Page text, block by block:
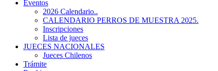
Eventos
2026 Calendario..
CALENDARIO PERROS DE MUESTRA 2025.
Inscripciones
Lista de jueces
JUECES NACIONALES
Jueces Chilenos
Trámite